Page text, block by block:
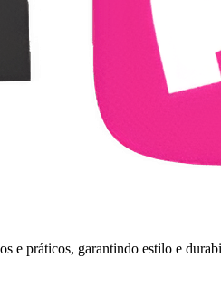
e práticos, garantindo estilo e